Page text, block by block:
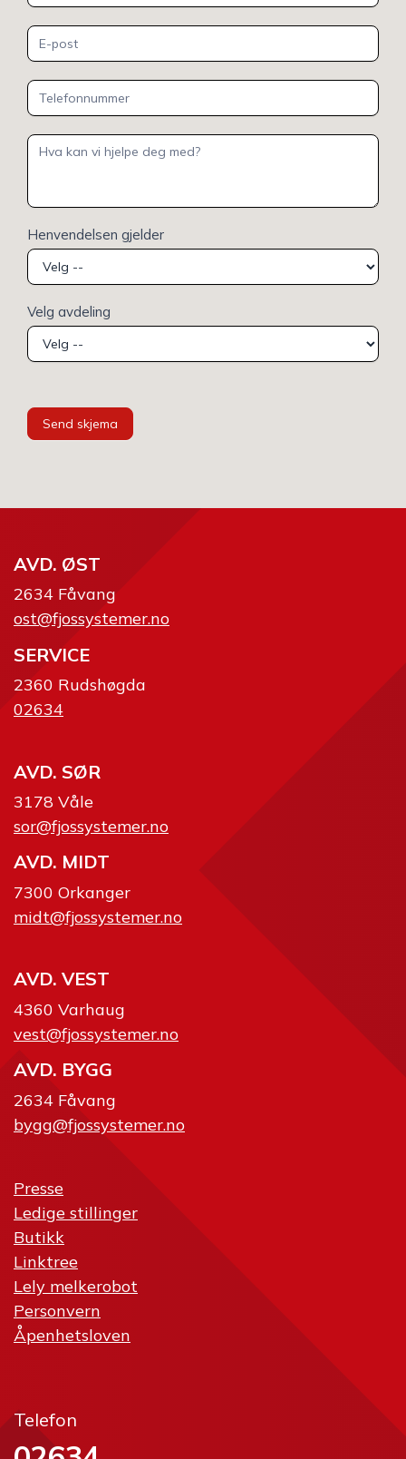
Henvendelsen gjelder
Velg avdeling
Send skjema
AVD. ØST
2634 Fåvang
ost@fjossystemer.no
SERVICE
2360 Rudshøgda
02634
AVD. SØR
3178 Våle
sor@fjossystemer.no
AVD. MIDT
7300 Orkanger
midt@fjossystemer.no
AVD. VEST
4360 Varhaug
vest@fjossystemer.no
AVD. BYGG
2634 Fåvang
bygg@fjossystemer.no
Presse
Ledige stillinger
Butikk
Linktree
Lely melkerobot
Personvern
Åpenhetsloven
Telefon